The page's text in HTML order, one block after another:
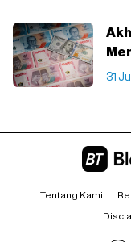
31
Tentang Kami